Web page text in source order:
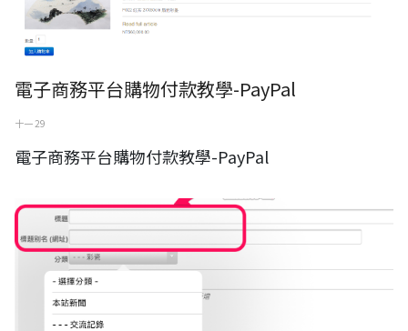
電子商務平台購物付款教學-PayPal
十一 29
電子商務平台購物付款教學-PayPal